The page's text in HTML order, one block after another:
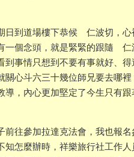
日到道場樓下恭候 仁波切，
一個念頭，就是緊緊的跟隨
到事情只想到不要有事就好、
心斗六三十幾位師兄要去哪
導，內心更加堅定了今生只有
前往參加拉達克法會，我也報
知怎麼辦時，祥樂旅行社工作